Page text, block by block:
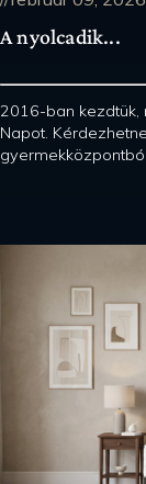
A nyolcadik...
2016-ban kezdtük,
Napot.